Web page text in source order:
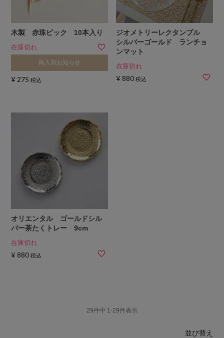
木製 赤珠ピック 10本入り
在庫切れ
再入荷お知らせ
¥ 275 税込
ジオメトリーレクタンブル
シルバーゴールド ランチョ
ンマット
在庫切れ
¥ 880 税込
オリエンタル ゴールドシル
バー茶たくトレー 9cm
在庫切れ
¥ 880 税込
並び替え
29件中 1-29件表示